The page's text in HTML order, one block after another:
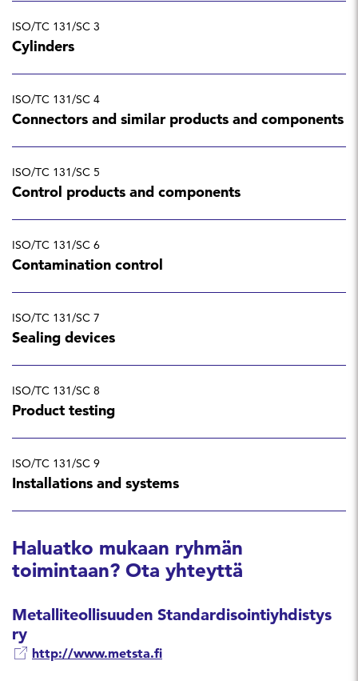
ISO/TC 131/SC 3
Cylinders
ISO/TC 131/SC 4
Connectors and similar products and components
ISO/TC 131/SC 5
Control products and components
ISO/TC 131/SC 6
Contamination control
ISO/TC 131/SC 7
Sealing devices
ISO/TC 131/SC 8
Product testing
ISO/TC 131/SC 9
Installations and systems
Haluatko mukaan ryhmän
toimintaan? Ota yhteyttä
Metalliteollisuuden Standardisointiyhdistys
ry
http://www.metsta.fi